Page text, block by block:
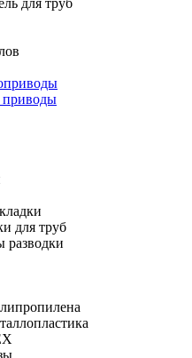
для труб
приводы
для труб
разводки